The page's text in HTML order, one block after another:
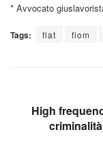
* Avvocato
Tags: fiat fiom
High